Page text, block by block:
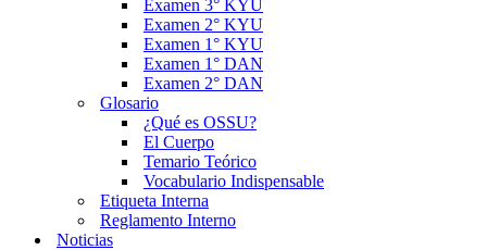
Examen 3° KYU
Examen 2° KYU
Examen 1° KYU
Examen 1° DAN
Examen 2° DAN
Glosario
¿Qué es OSSU?
El Cuerpo
Temario Teórico
Vocabulario Indispensable
Etiqueta Interna
Reglamento Interno
Noticias